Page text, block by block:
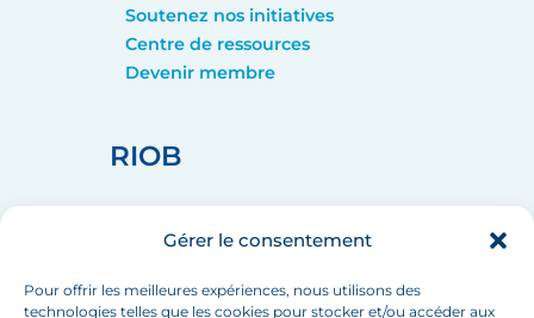
Gérer le consentement
Pour offrir les meilleures expériences, nous utilisons des
technologies telles que les cookies pour stocker et/ou accéder aux
Soutenez nos initiatives
Centre de ressources
Devenir membre
RIOB
+33 (1) 44 90 88 60
mail info[at]inbo-news.org